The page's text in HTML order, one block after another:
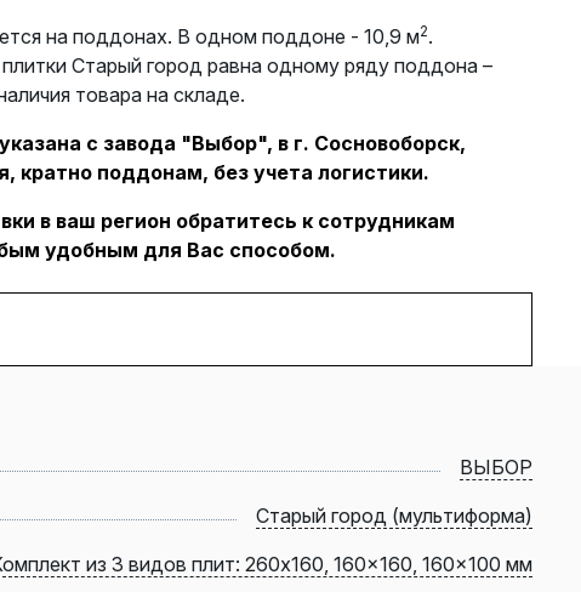
на поддонах. В одном поддоне - 10,9 м2.
Старый город равна одному ряду поддона –
товара на складе.
с завода "Выбор", в г. Сосновоборск,
кратно поддонам, без учета логистики.
в ваш регион обратитесь к сотрудникам
удобным для Вас способом.
ВЫБОР
Старый город (мультиформа)
из 3 видов плит: 260x160, 160x160, 160x100 мм